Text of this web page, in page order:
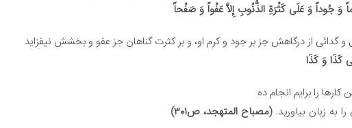
وَ جُوداً وَ عَلَی کَثْرَةِ الذُّنُوبِ إِلاَّ عَفْواً وَ صَفْحاً
گدائی از درگاهش جز بر جود و کرم او، و بر کثرت گناهان جز عفو و بخشش نیفزاید
کَذَا وَ کَذَا
را برایم انجام ده
به زبان بیاورید.(مصباح المتهجد، ص۳۰۱)